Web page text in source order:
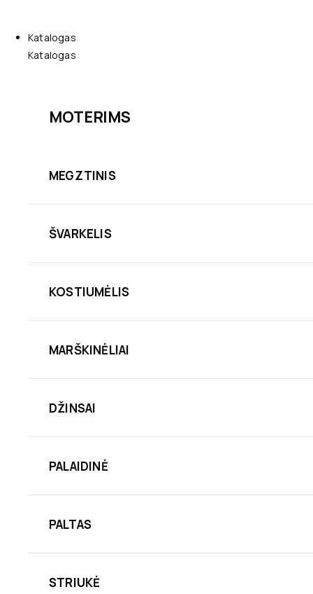
Katalogas
Katalogas
MOTERIMS
MEGZTINIS
ŠVARKELIS
KOSTIUMĖLIS
MARŠKINĖLIAI
DŽINSAI
PALAIDINĖ
PALTAS
STRIUKĖ